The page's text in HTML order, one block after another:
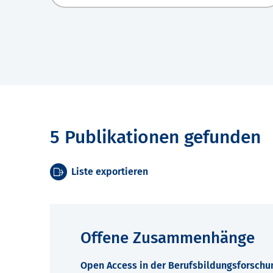
5 Publikationen gefunden
Liste exportieren
Offene Zusammenhänge
Open Access in der